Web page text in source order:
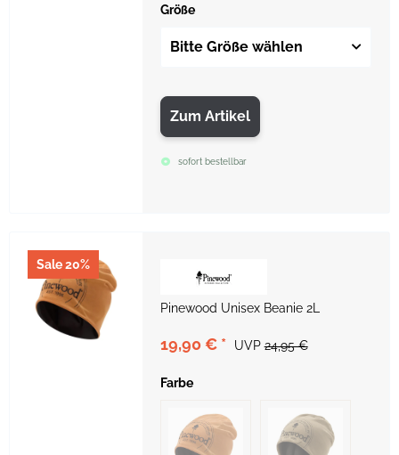
Größe
Bitte Größe wählen
Zum Artikel
sofort bestellbar
Sale 20%
Pinewood Unisex Beanie 2L
19,90 € * UVP 24,95 €
Farbe